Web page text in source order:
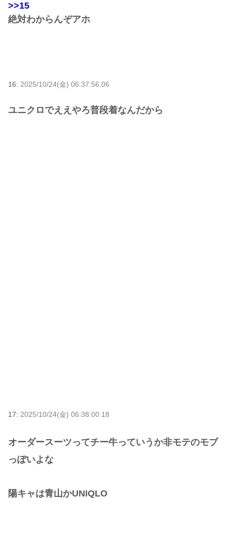
>>15
絶対わからんぞアホ
16: 2025/10/24(金) 06:37:56.06
ユニクロでええやろ普段着なんだから
17: 2025/10/24(金) 06:38:00.18
オーダースーツってチー牛っていうか非モテのモブ
っぽいよな
陽キャは青山かUNIQLO